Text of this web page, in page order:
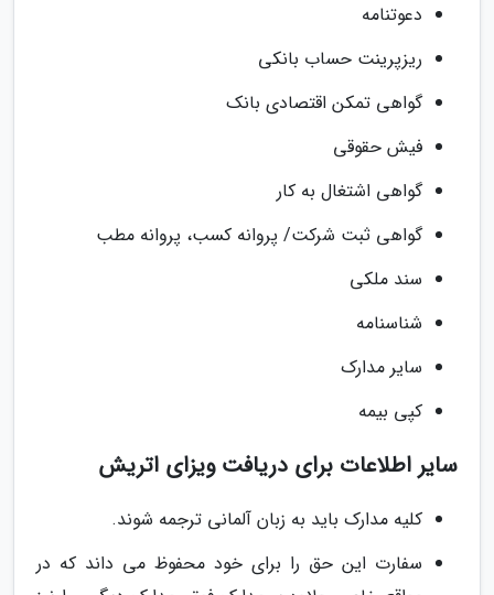
دعوتنامه
ریزپرینت حساب بانکی
گواهی تمکن اقتصادی بانک
فیش حقوقی
گواهی اشتغال به کار
گواهی ثبت شرکت/ پروانه کسب، پروانه مطب
سند ملکی
شناسنامه
سایر مدارک
کپی بیمه
سایر اطلاعات برای دریافت ویزای اتریش
کلیه مدارک باید به زبان آلمانی ترجمه شوند.
سفارت این حق را برای خود محفوظ می داند که در